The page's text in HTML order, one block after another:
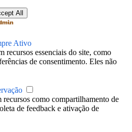
All
Ativo
recursos essenciais do site, como
de consentimento. Eles não
como compartilhamento de
de feedback e ativação de